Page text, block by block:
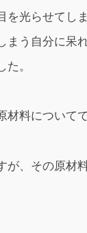
光らせてしま
う自分に呆
。
料についてで
、その原材